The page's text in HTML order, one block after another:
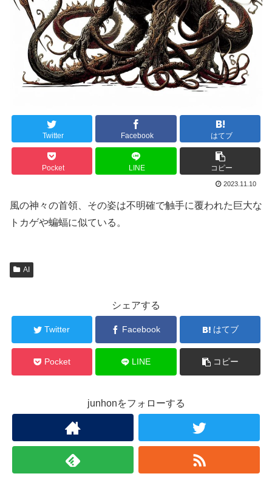
Twitter Facebook はてブ
Pocket LINE コピー
2023.11.10
風の神々の首領、その姿は不明確で触手に覆われた巨大な
トカゲや蝙蝠に似ている。
AI
シェアする
Twitter Facebook はてブ
Pocket LINE コピー
junhonをフォローする